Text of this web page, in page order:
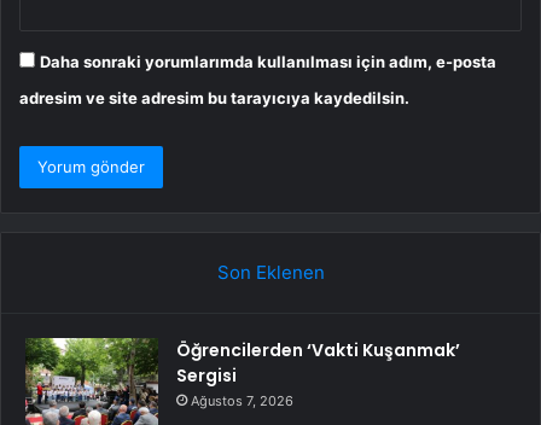
Daha sonraki yorumlarımda kullanılması için adım, e-posta
adresim ve site adresim bu tarayıcıya kaydedilsin.
Son Eklenen
Öğrencilerden ‘Vakti Kuşanmak’
Sergisi
Ağustos 7, 2026